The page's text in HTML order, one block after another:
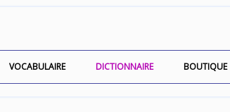
BOUTIQUE
DICTIONNAIRE
VOCABULAIRE